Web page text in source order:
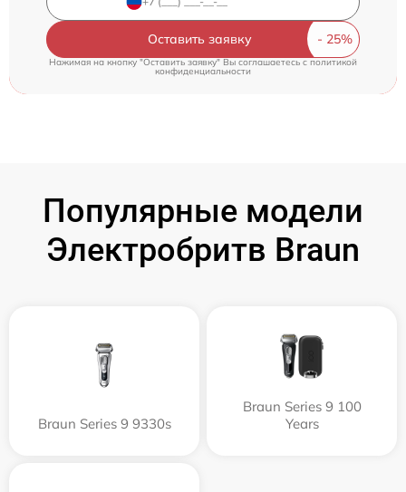
Оставить заявку
Нажимая на кнопку "Оставить заявку" Вы соглашаетесь cполитикой
конфиденциальности
Популярные модели
Электробритв Braun
Braun Series 9 9330s
Braun Series 9 100
Years